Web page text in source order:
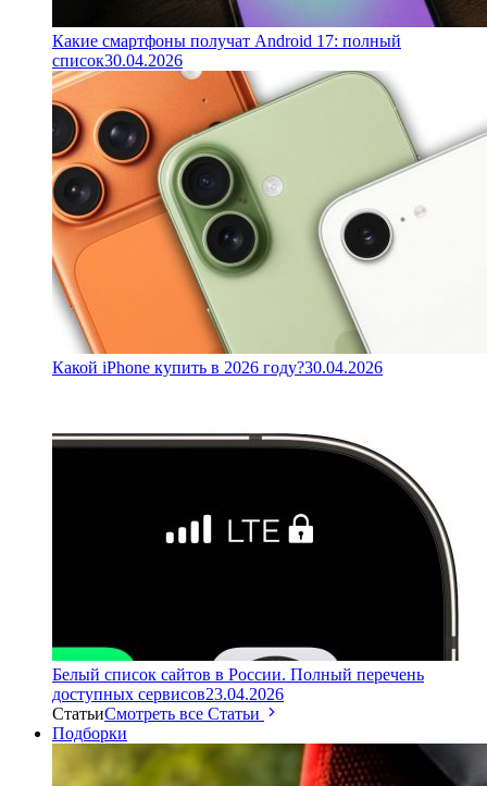
Какие смартфоны получат Android 17: полный
список30.04.2026
Какой iPhone купить в 2026 году?30.04.2026
Белый список сайтов в России. Полный перечень
доступных сервисов23.04.2026
СтатьиСмотреть все Статьи
Подборки